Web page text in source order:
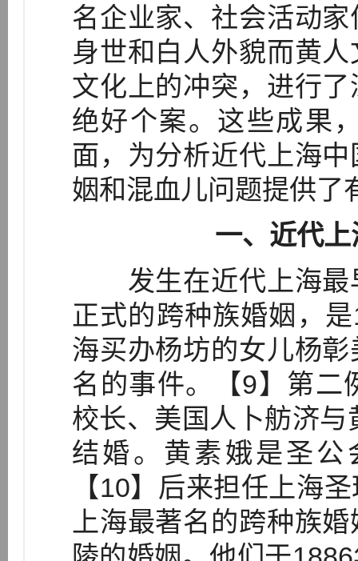
名企业家、社会活动
身世和白人外貌而黄
文化上的冲突，进行
绝好个案。这些成果
面，为分析近代上海
姻和混血儿问题提供了
一、近代
发生在近代上海最
正式的跨种族婚姻，
海买办杨坊的女儿杨
名的事件。【9】第二
校长、美国人卜舫济
结婚。黄素娥是圣
【10】后来担任上海
上海最著名的跨种族